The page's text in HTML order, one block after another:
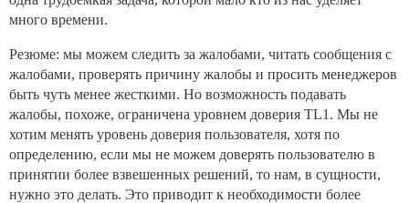
много времени.
Резюме: мы можем следить за жалобами, читать сообщения с
жалобами, проверять причину жалобы и просить менеджеров
быть чуть менее жесткими. Но возможность подавать
жалобы, похоже, ограничена уровнем доверия TL1. Мы не
хотим менять уровень доверия пользователя, хотя по
определению, если мы не можем доверять пользователю в
принятии более взвешенных решений, то нам, в сущности,
нужно это делать. Это приводит к необходимости более